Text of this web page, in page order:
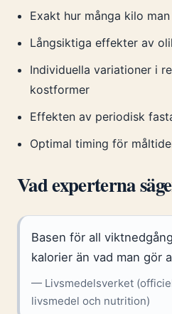
Exakt hur många kilo
Långsiktiga effekter av
Individuella variationer i
kostformer
Effekten av periodisk
Optimal timing för
Vad experterna
Basen för all
kalorier än vad man gör
— Livsmedelsverket
livsmedel och nutrition)